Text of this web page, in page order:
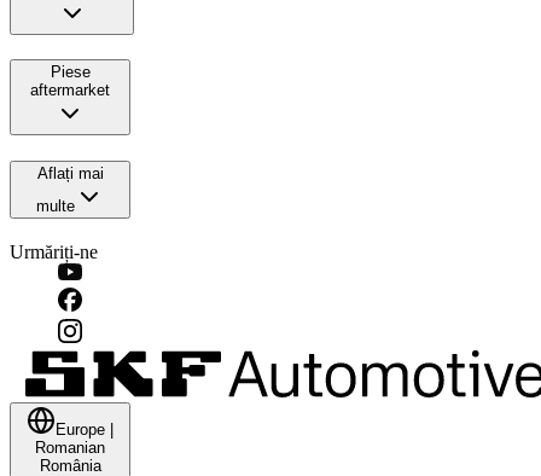
Piese
aftermarket
Aflați mai
multe
Urmăriți-ne
Europe
Romanian
România